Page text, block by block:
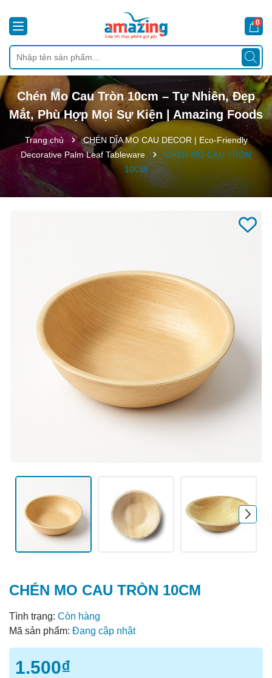
0
Chén Mo Cau Tròn 10cm – Tự Nhiên, Đẹp
Mắt, Phù Hợp Mọi Sự Kiện | Amazing Foods
Trang chủ
CHÉN DĨA MO CAU DECOR | Eco-Friendly
Decorative Palm Leaf Tableware
CHÉN MO CAU TRÒN
10CM
CHÉN MO CAU TRÒN 10CM
Tình trạng: Còn hàng
Mã sản phẩm: Đang cập nhật
1.500₫
Mã giảm giá:
Ngày hết hạn:
Điều kiện: